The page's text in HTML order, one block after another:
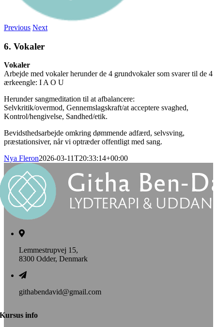
Previous Next
6. Vokaler
Vokaler
Arbejde med vokaler herunder de 4 grundvokaler som svarer til de 4
ærkeengle: I A O U
Herunder sangmeditation til at afbalancere:
Selvkritik/overmod, Gennemslagskraft/at acceptere svaghed,
Kontrol/hengivelse, Sandhed/etik.
Bevidsthedsarbejde omkring dømmende adfærd, selvsving,
præstationsiver, når vi optræder offentligt med sang.
Nya Fleron2026-03-11T20:33:14+00:00
Lemmestrupvej 15,
8300 Odder, Denmark
githabendavid@gmail.com
Kursus info